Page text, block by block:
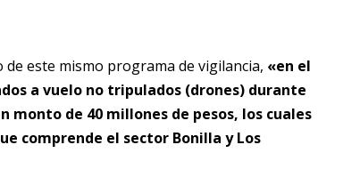
de este mismo programa de vigilancia, «en el
a vuelo no tripulados (drones) durante
de 40 millones de pesos, los cuales
comprende el sector Bonilla y Los